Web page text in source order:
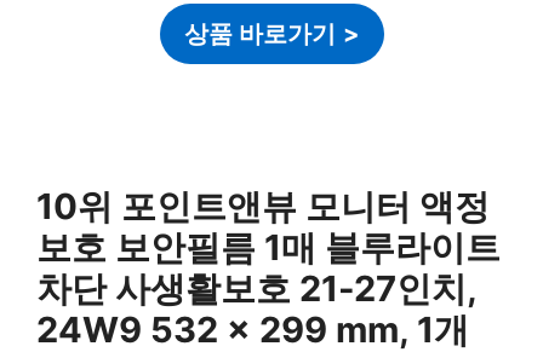
상품 바로가기 >
10위 포인트앤뷰 모니터 액정
보호 보안필름 1매 블루라이트
차단 사생활보호 21-27인치,
24W9 532 x 299 mm, 1개